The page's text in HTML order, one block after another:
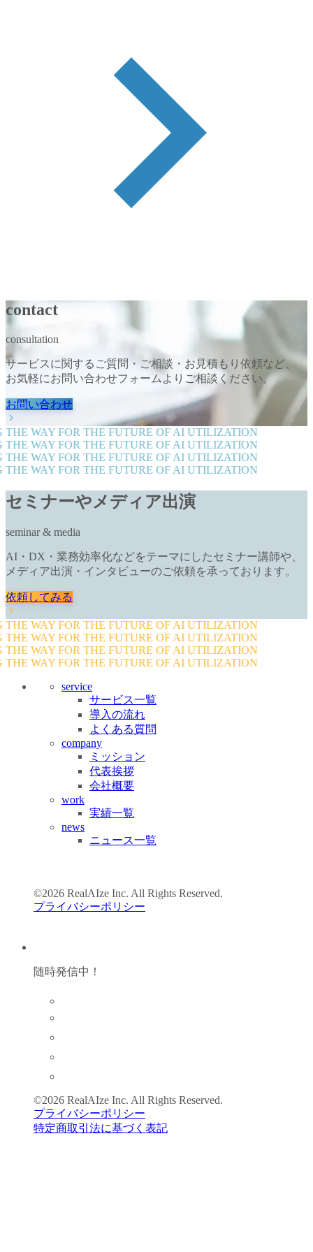
contact
consultation
サービスに関するご質問・ご相談・お見積もり依頼など、
お気軽にお問い合わせフォームよりご相談ください。
お問い合わせ
WAY FOR THE FUTURE OF AI UTILIZATION
WAY FOR THE FUTURE OF AI UTILIZATION
WAY FOR THE FUTURE OF AI UTILIZATION
WAY FOR THE FUTURE OF AI UTILIZATION
セミナーやメディア出演
seminar & media
AI・DX・業務効率化などをテーマにしたセミナー講師や、
メディア出演・インタビューのご依頼を承っております。
依頼してみる
WAY FOR THE FUTURE OF AI UTILIZATION
WAY FOR THE FUTURE OF AI UTILIZATION
WAY FOR THE FUTURE OF AI UTILIZATION
WAY FOR THE FUTURE OF AI UTILIZATION
service
サービス一覧
導入の流れ
よくある質問
company
ミッション
代表挨拶
会社概要
work
実績一覧
news
ニュース一覧
©2026 RealAIze Inc. All Rights Reserved.
プライバシーポリシー
随時発信中！
©2026 RealAIze Inc. All Rights Reserved.
プライバシーポリシー
特定商取引法に基づく表記